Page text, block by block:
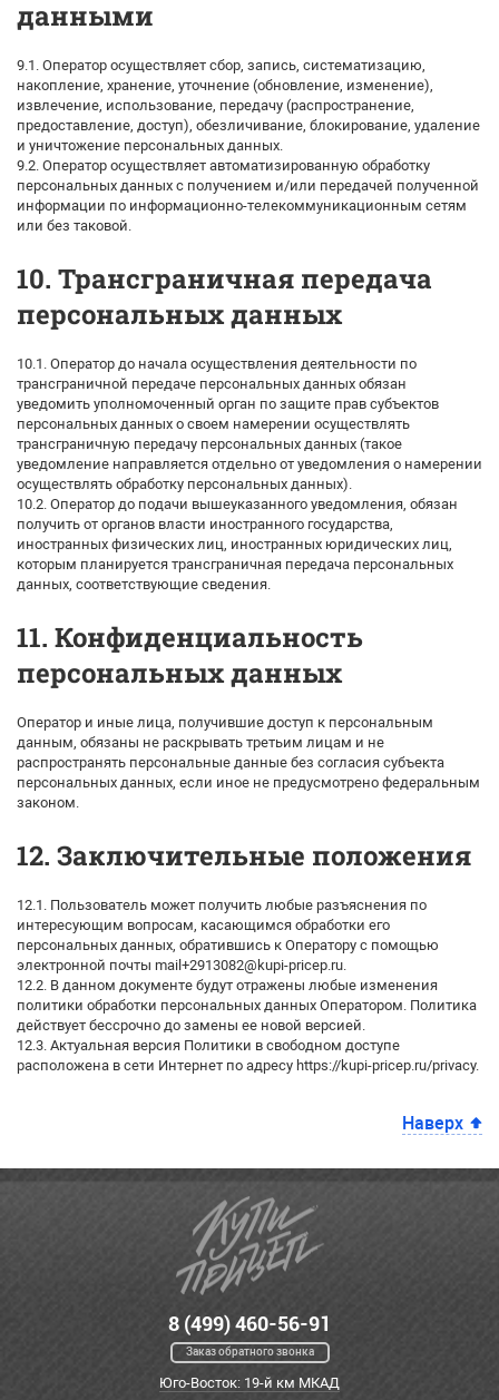
данными
9.1. Оператор осуществляет сбор, запись, систематизацию,
накопление, хранение, уточнение (обновление, изменение),
извлечение, использование, передачу (распространение,
предоставление, доступ), обезличивание, блокирование, удаление
и уничтожение персональных данных.
9.2. Оператор осуществляет автоматизированную обработку
персональных данных с получением и/или передачей полученной
информации по информационно-телекоммуникационным сетям
или без таковой.
10. Трансграничная передача
персональных данных
10.1. Оператор до начала осуществления деятельности по
трансграничной передаче персональных данных обязан
уведомить уполномоченный орган по защите прав субъектов
персональных данных о своем намерении осуществлять
трансграничную передачу персональных данных (такое
уведомление направляется отдельно от уведомления о намерении
осуществлять обработку персональных данных).
10.2. Оператор до подачи вышеуказанного уведомления, обязан
получить от органов власти иностранного государства,
иностранных физических лиц, иностранных юридических лиц,
которым планируется трансграничная передача персональных
данных, соответствующие сведения.
11. Конфиденциальность
персональных данных
Оператор и иные лица, получившие доступ к персональным
данным, обязаны не раскрывать третьим лицам и не
распространять персональные данные без согласия субъекта
персональных данных, если иное не предусмотрено федеральным
законом.
12. Заключительные положения
12.1. Пользователь может получить любые разъяснения по
интересующим вопросам, касающимся обработки его
персональных данных, обратившись к Оператору с помощью
электронной почты mail+2913082@kupi-pricep.ru.
12.2. В данном документе будут отражены любые изменения
политики обработки персональных данных Оператором. Политика
действует бессрочно до замены ее новой версией.
12.3. Актуальная версия Политики в свободном доступе
расположена в сети Интернет по адресу https://kupi-pricep.ru/privacy.
Наверх
8 (499) 460-56-91
Заказ обратного звонка
Юго-Восток: 19-й км МКАД